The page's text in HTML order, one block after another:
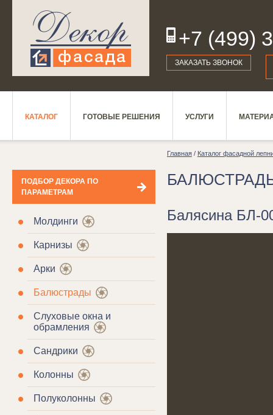
+7 (499)
19
ЗАКАЗАТЬ ЗВОНОК
КАТАЛОГ ГОТОВЫЕ РЕШЕНИЯ УСЛУГИ
ПОДБОР ДЕКОРА ПО
ПАРАМЕТРАМ
Молдинги
Карнизы
Арки
Балюстрады
Слуховые окна и
обрамления
Сандрики
Колонны
Полуколонны
Главная/ Каталог фасадной
Балясина БЛ-